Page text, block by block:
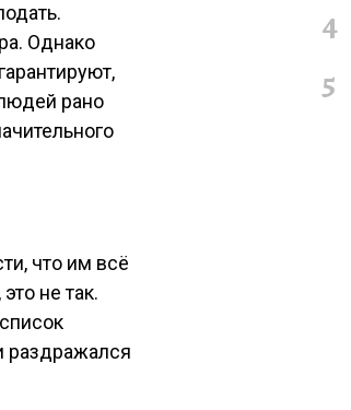
Однако
рано
что им всё
не так.
раздражался